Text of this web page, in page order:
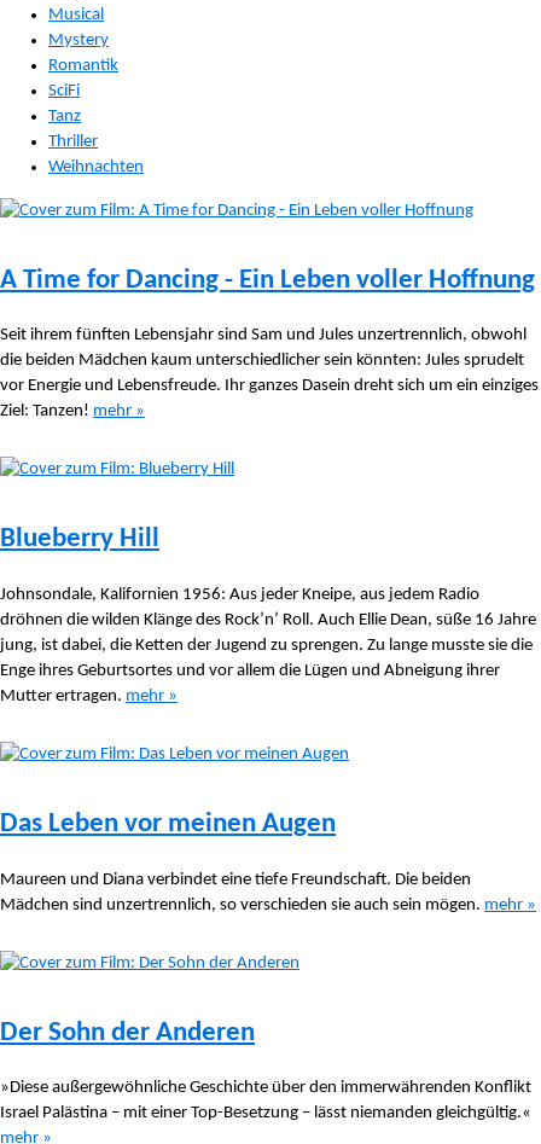
Musical
Mystery
Romantik
SciFi
Tanz
Thriller
Weihnachten
A Time for Dancing - Ein Leben voller Hoffnung
Seit ihrem fünften Lebensjahr sind Sam und Jules unzertrennlich, obwohl
die beiden Mädchen kaum unterschiedlicher sein könnten: Jules sprudelt
vor Energie und Lebensfreude. Ihr ganzes Dasein dreht sich um ein einziges
Ziel: Tanzen! mehr »
Blueberry Hill
Johnsondale, Kalifornien 1956: Aus jeder Kneipe, aus jedem Radio
dröhnen die wilden Klänge des Rock’n’ Roll. Auch Ellie Dean, süße 16 Jahre
jung, ist dabei, die Ketten der Jugend zu sprengen. Zu lange musste sie die
Enge ihres Geburtsortes und vor allem die Lügen und Abneigung ihrer
Mutter ertragen. mehr »
Das Leben vor meinen Augen
Maureen und Diana verbindet eine tiefe Freundschaft. Die beiden
Mädchen sind unzertrennlich, so verschieden sie auch sein mögen. mehr »
Der Sohn der Anderen
»Diese außergewöhnliche Geschichte über den immerwährenden Konflikt
Israel Palästina – mit einer Top-Besetzung – lässt niemanden gleichgültig.«
mehr »